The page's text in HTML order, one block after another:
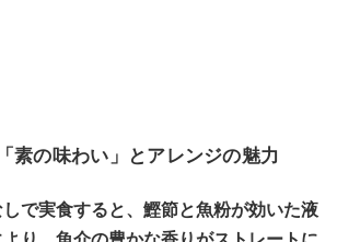
素の味わい」とアレンジの魅力
で実食すると、鰹節と魚粉が効いた液